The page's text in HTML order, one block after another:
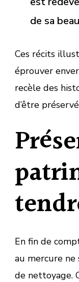
de sa
Ces récits
éprouver
recèle des
d’être
En fin de
au mercure ne
de nettoyage.